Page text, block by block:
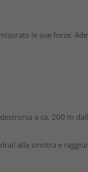
le sue forze.
a ca. 200 m
alla sinistra e